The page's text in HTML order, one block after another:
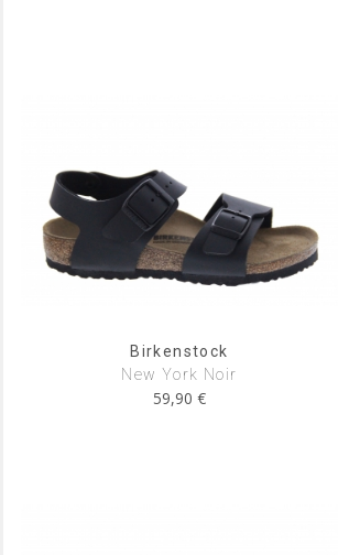
Birkenstock
New York Noir
59,90 €